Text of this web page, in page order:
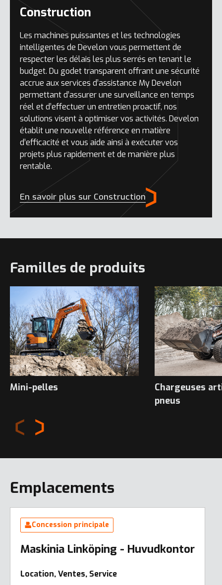
Construction
Les machines puissantes et les technologies
intelligentes de Develon vous permettent de
respecter les délais les plus serrés en tenant le
budget. Du godet transparent offrant une sécurité
accrue aux services d’assistance My Develon
permettant d’assurer une surveillance en temps
réel et d’effectuer un entretien proactif, nos
solutions visent à optimiser vos activités. Develon
établit une nouvelle référence en matière
d’efficacité et vous aide ainsi à exécuter vos
projets plus rapidement et de manière plus
rentable.
En savoir plus sur Construction
Familles de produits
Mini-pelles
Chargeuses
pneus
Emplacements
Concession principale
Maskinia Linköping - Huvudkontor
Location, Ventes, Service